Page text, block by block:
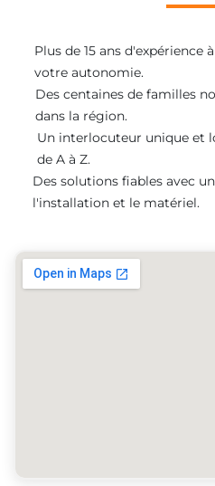
Plus de 15 ans
votre autonomie.
Des centaines de familles
dans la région.
Un interlocuteur unique et
de A à Z.
Des solutions fiables avec
l'installation et le matériel.